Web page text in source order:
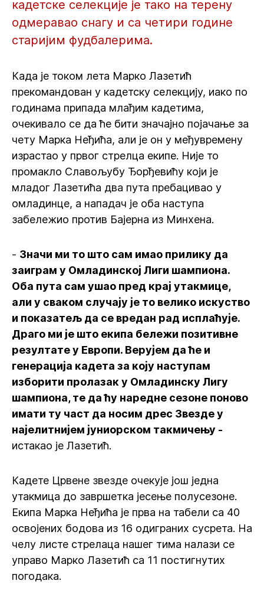
кадетске селекције је тако на терену
одмеравао снагу и са четири године
старијим фудбалерима.
Када је током лета Марко Лазетић
прекомандован у кадетску селекцију, иако по
годинама припада млађим кадетима,
очекивало се да ће бити значајно појачање за
чету Марка Неђића, али је он у међувремену
израстао у првог стрелца екипе. Није то
промакло Славољубу Ђорђевићу који је
младог Лазетића два пута пребацивао у
омладинце, а нападач је оба наступа
забележио против Бајерна из Минхена.
- Значи ми то што сам имао прилику да
заиграм у Омладинској Лиги шампиона.
Оба пута сам ушао пред крај утакмице,
али у сваком случају је то велико искуство
и показатељ да се вредан рад исплаћује.
Драго ми је што екипа бележи позитивне
резултате у Европи. Верујем да ће и
генерација кадета за коју наступам
изборити пролазак у Омладинску Лигу
шампиона, те да ћу наредне сезоне поново
имати ту част да носим дрес Звезде у
најелитнијем јуниорском такмичењу -
истакао је Лазетић.
Кадете Црвене звезде очекује још једна
утакмица до завршетка јесење полусезоне.
Екипа Марка Неђића је прва на табели са 40
освојених бодова из 16 одиграних сусрета. На
челу листе стрелаца нашег тима налази се
управо Марко Лазетић са 11 постигнутих
погодака.